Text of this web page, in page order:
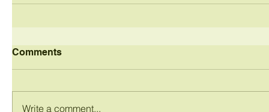
Comments
Write a comment...